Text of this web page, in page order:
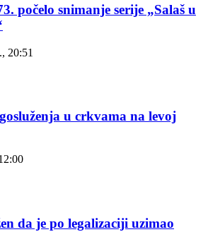
počelo snimanje serije „Salaš u
20:51
u crkvama na levoj
da je po legalizaciji uzimao